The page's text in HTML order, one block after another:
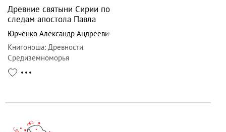
Древние святыни Сирии по
следам апостола Павла
Юрченко Александр Андреевич
Книгоноша: Древности
Средиземноморья